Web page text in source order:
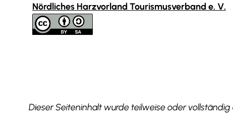
Nördliches Harzvorland Tourismusverband e. V.
Dieser Seiteninhalt wurde teilweise oder